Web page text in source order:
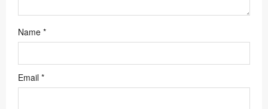
Name *
Email *